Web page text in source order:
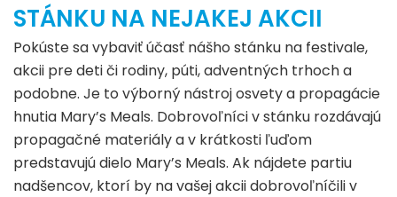
STÁNKU NA NEJAKEJ AKCII
Pokúste sa vybaviť účasť nášho stánku na festivale,
akcii pre deti či rodiny, púti, adventných trhoch a
podobne. Je to výborný nástroj osvety a propagácie
hnutia Mary’s Meals. Dobrovoľníci v stánku rozdávajú
propagačné materiály a v krátkosti ľuďom
predstavujú dielo Mary’s Meals. Ak nájdete partiu
nadšencov, ktorí by na vašej akcii dobrovoľníčili v